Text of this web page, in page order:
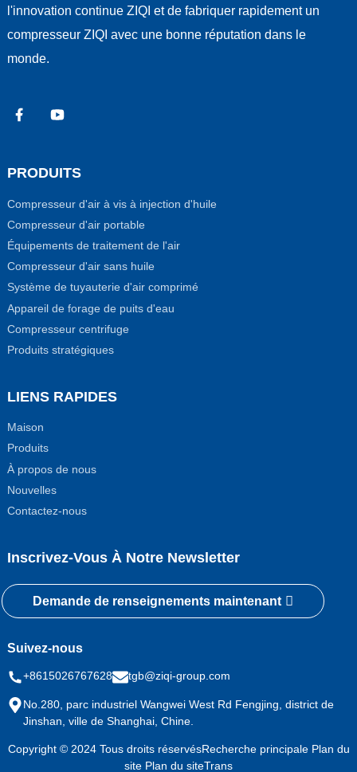
l'innovation continue ZIQI et de fabriquer rapidement un
compresseur ZIQI avec une bonne réputation dans le
monde.
PRODUITS
Compresseur d'air à vis à injection d'huile
Compresseur d'air portable
Équipements de traitement de l'air
Compresseur d'air sans huile
Système de tuyauterie d'air comprimé
Appareil de forage de puits d'eau
Compresseur centrifuge
Produits stratégiques
LIENS RAPIDES
Maison
Produits
À propos de nous
Nouvelles
Contactez-nous
Inscrivez-Vous À Notre Newsletter
Demande de renseignements maintenant
Suivez-nous
+8615026767628 tgb@ziqi-group.com
No.280, parc industriel Wangwei West Rd Fengjing, district de
Jinshan, ville de Shanghai, Chine.
Copyright © 2024 Tous droits réservésRecherche principale Plan du
site Plan du siteTrans